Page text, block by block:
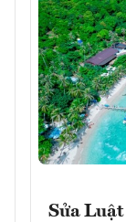
Sửa